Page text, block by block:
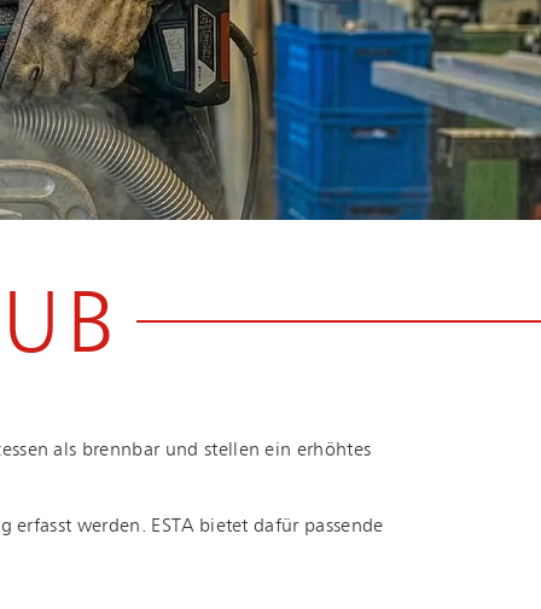
als brennbar und stellen ein erhöhtes
werden. ESTA bietet dafür passende